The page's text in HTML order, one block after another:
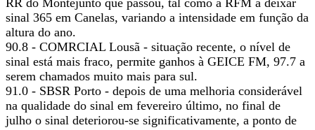
RR do Montejunto que passou, tal como a RFM a deixar
sinal 365 em Canelas, variando a intensidade em função da
altura do ano.
90.8 - COMRCIAL Lousã - situação recente, o nível de
sinal está mais fraco, permite ganhos à GEICE FM, 97.7 a
serem chamados muito mais para sul.
91.0 - SBSR Porto - depois de uma melhoria considerável
na qualidade do sinal em fevereiro último, no final de
julho o sinal deteriorou-se significativamente, a ponto de